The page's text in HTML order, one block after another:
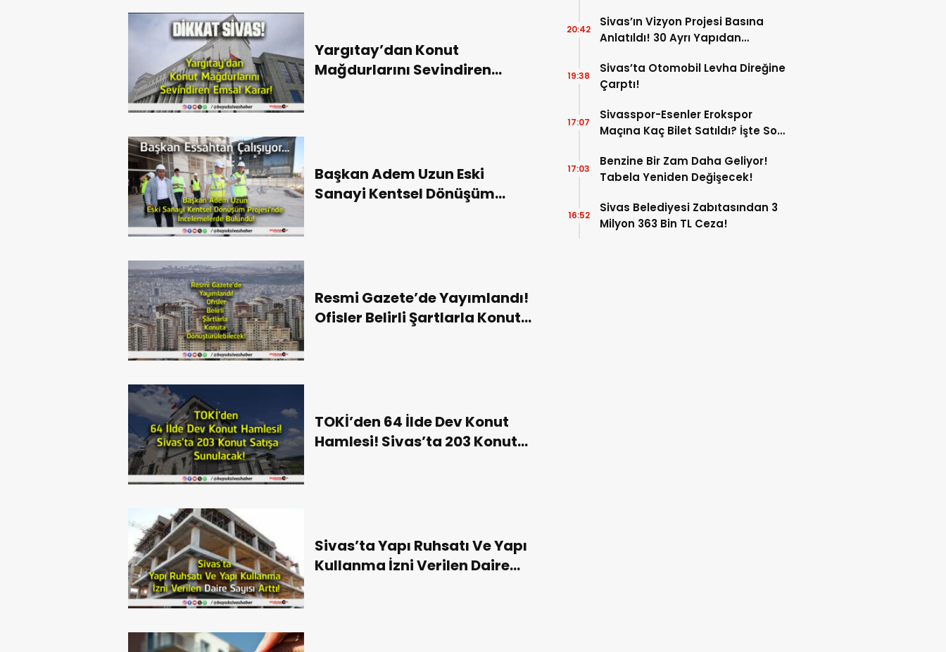
Yargıtay’dan Konut
Mağdurlarını Sevindiren
Başkan Adem Uzun Eski
Sanayi Kentsel Dönüşüm
Resmi Gazete’de Yayımlandı!
Ofisler Belirli Şartlarla Konuta
TOKİ’den 64 İlde Dev Konut
Hamlesi! Sivas’ta 203 Konut
Sivas’ta Yapı Ruhsatı Ve Yapı
Kullanma İzni Verilen Daire
Sivas’ın Vizyon Projesi Basına
Anlatıldı! 30 Ayrı Yapıdan
20:42
Sivas’ta Otomobil Levha Direğine
Çarptı!
19:38
Sivasspor-Esenler Erokspor
Maçına Kaç Bilet Satıldı? İşte Son
17:07
Benzine Bir Zam Daha Geliyor!
Tabela Yeniden Değişecek!
17:03
Sivas Belediyesi Zabıtasından 3
Milyon 363 Bin TL Ceza!
16:52